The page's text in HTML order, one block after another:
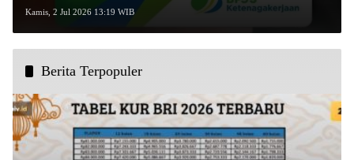
Syarat dan Dokumennya!
Kamis, 2 Jul 2026 13:19 WIB
Berita Terpopuler